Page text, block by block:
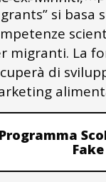
Psicologia, La
si basa
migranti. La
di